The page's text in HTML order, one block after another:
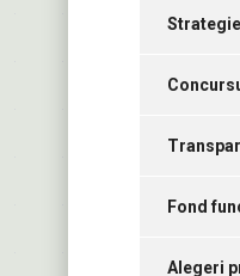
Fond
Alegeri